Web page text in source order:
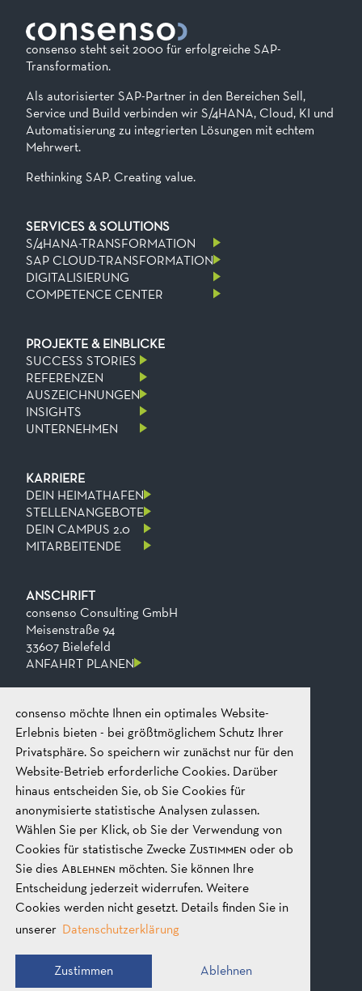
consenso möchte Ihnen ein optimales Website-
Erlebnis bieten - bei größtmöglichem Schutz Ihrer
Privatsphäre. So speichern wir zunächst nur für den
Website-Betrieb erforderliche Cookies. Darüber
hinaus entscheiden Sie, ob Sie Cookies für
anonymisierte statistische Analysen zulassen.
Wählen Sie per Klick, ob Sie der Verwendung von
Cookies für statistische ZweckeZustimmen oder ob
Sie diesAblehnen möchten. Sie können Ihre
Entscheidung jederzeit widerrufen. Weitere
Cookies werden nicht gesetzt. Details finden Sie in
unserer Datenschutzerklärung
Zustimmen Ablehnen
consenso steht seit 2000 für erfolgreiche SAP-
Transformation.
Als autorisierter SAP-Partner in den Bereichen Sell,
Service und Build verbinden wir S/4HANA, Cloud, KI und
Automatisierung zu integrierten Lösungen mit echtem
Mehrwert.
Rethinking SAP. Creating value.
SERVICES & SOLUTIONS
S/4HANA-TRANSFORMATION
SAP CLOUD-TRANSFORMATION
DIGITALISIERUNG
COMPETENCE CENTER
PROJEKTE & EINBLICKE
SUCCESS STORIES
REFERENZEN
AUSZEICHNUNGEN
INSIGHTS
UNTERNEHMEN
KARRIERE
DEIN HEIMATHAFEN
STELLENANGEBOTE
DEIN CAMPUS 2.0
MITARBEITENDE
ANSCHRIFT
consenso Consulting GmbH
Meisenstraße 94
33607 Bielefeld
ANFAHRT PLANEN
KONTAKT
Telefon
Fax
E-mail
+49 521 2606 0
+49​ 521​ 2606​ 199
mail@consenso.de
GEPRÄCH STARTEN
RECHTLICHES
IMPRESSUM
DATENSCHUTZ
AGB
SOCIAL MEDIA